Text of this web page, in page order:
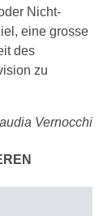
Nicht-
eine grosse
des
zu
Vernocchi